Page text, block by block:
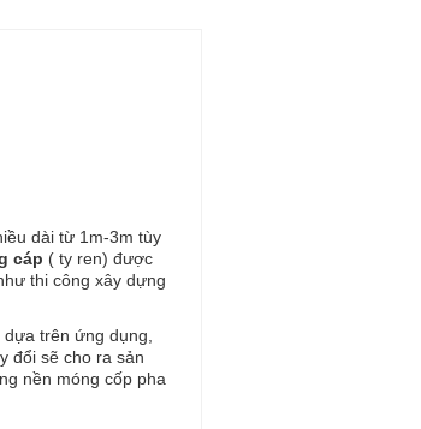
dài từ 1m-3m tùy
cáp ( ty ren) được
thi công xây dựng
trên ứng dụng,
đổi sẽ cho ra sản
nền móng cốp pha